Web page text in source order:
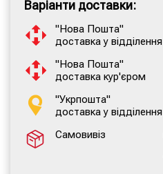
Варіанти доставки:
"Нова Пошта"
доставка у відділення
"Нова Пошта"
доставка кур'єром
"Укрпошта"
доставка у відділення
Самовивіз